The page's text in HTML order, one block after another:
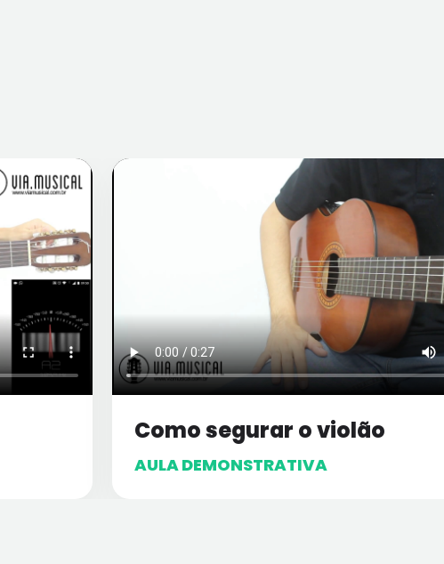
Como segurar o violão
AULA DEMONSTRATIVA